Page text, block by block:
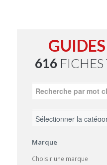
616
Marque
Choisir une marque